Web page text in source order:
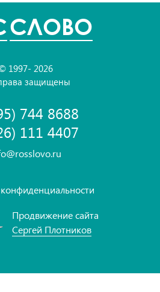
СЛОВО
1997- 2026
защищены
744 8688
111 4407
Продвижение сайта
Сергей Плотников